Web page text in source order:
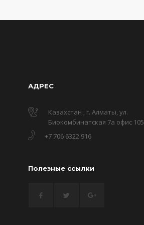
АДРЕС
Казахстан , г. Алматы, ул.
Биокомбинатская 7а офис 105
+7 706 6322 916
Полезные ссылки